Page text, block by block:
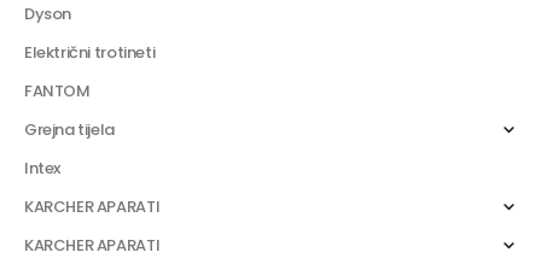
Dyson
Električni trotineti
FANTOM
Grejna tijela
Intex
KARCHER APARATI
KARCHER APARATI